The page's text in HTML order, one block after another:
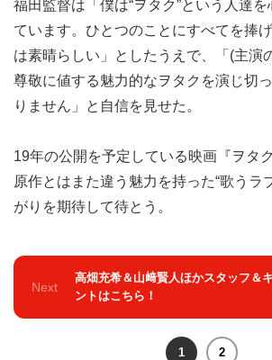
福田監督は「僕は“ヲタク”という人達
ています。ひとつのことにすべてを捧
は素晴らしい」としたうえで、「(主演
尊敬に値する魅力的なヲタクを演じ切
りません」と自信を見せた。
19年の公開を予定している映画『ヲタ
原作とはまた違う魅力を持った“歌うラ
がりを期待して待とう。
Next
高畑充希＆山﨑賢人ほかスタッフ＆
ントはこちら！
1 2